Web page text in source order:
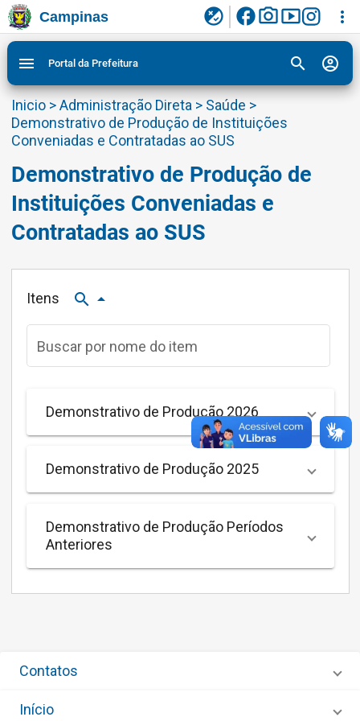
Ir para conteudo
Ir para menu do site da Prefeitura de Campinas 2
Ligar/Desligar contraste visual de tela para
acessibilidade
3
Campinas flaky facebookphoto_camerasmart_display more_vert
menu Portal da Prefeitura search account_circle
Inicio>Administração Direta > Saúde >
Demonstrativo de Produção de Instituições
Conveniadas e Contratadas ao SUS
Demonstrativo de Produção de
Instituições Conveniadas e
Contratadas ao SUS
Itens search arrow_drop_up
Buscar por nome do item
Demonstrativo de Produção 2026
Demonstrativo de Produção 2025
Demonstrativo de Produção Períodos
Anteriores
Contatos
Início